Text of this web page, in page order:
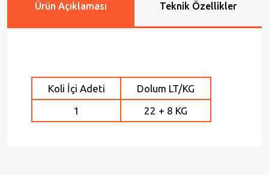
Ürün Açıklaması Teknik Özellikler
Koli İçi Adeti
Dolum LT/KG
1
22 + 8 KG